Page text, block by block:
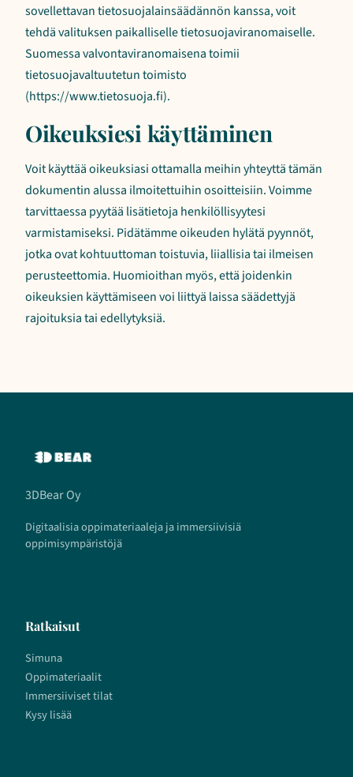
sovellettavan tietosuojalainsäädännön kanssa, voit
tehdä valituksen paikalliselle tietosuojaviranomaiselle.
Suomessa valvontaviranomaisena toimii
tietosuojavaltuutetun toimisto
(https://www.tietosuoja.fi).
Oikeuksiesi käyttäminen
Voit käyttää oikeuksiasi ottamalla meihin yhteyttä tämän
dokumentin alussa ilmoitettuihin osoitteisiin. Voimme
tarvittaessa pyytää lisätietoja henkilöllisyytesi
varmistamiseksi. Pidätämme oikeuden hylätä pyynnöt,
jotka ovat kohtuuttoman toistuvia, liiallisia tai ilmeisen
perusteettomia. Huomioithan myös, että joidenkin
oikeuksien käyttämiseen voi liittyä laissa säädettyjä
rajoituksia tai edellytyksiä.
3DBear Oy
Digitaalisia oppimateriaaleja ja immersiivisiä
oppimisympäristöjä
Ratkaisut
Simuna
Oppimateriaalit
Immersiiviset tilat
Kysy lisää